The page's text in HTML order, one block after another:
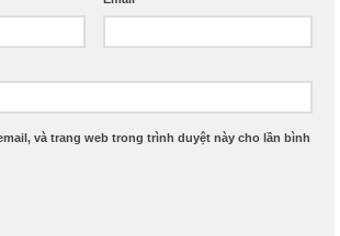
và trang web trong trình duyệt này cho lần bình